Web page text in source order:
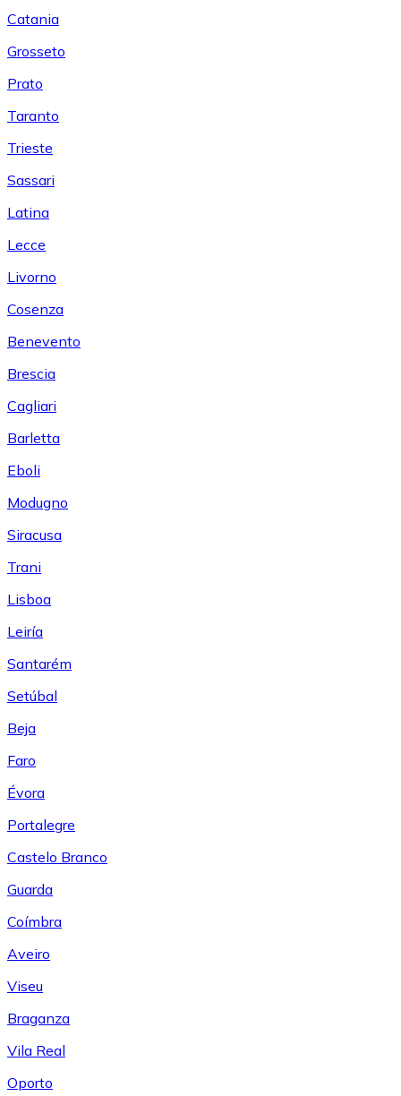
Catania
Grosseto
Prato
Taranto
Trieste
Sassari
Latina
Lecce
Livorno
Cosenza
Benevento
Brescia
Cagliari
Barletta
Eboli
Modugno
Siracusa
Trani
Lisboa
Leiría
Santarém
Setúbal
Beja
Faro
Évora
Portalegre
Castelo Branco
Guarda
Coímbra
Aveiro
Viseu
Braganza
Vila Real
Oporto